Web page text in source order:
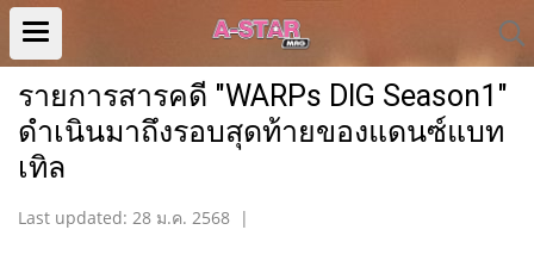
รายการสารคดี "WARPs DIG Season1"
ดำเนินมาถึงรอบสุดท้ายของแดนซ์แบท
เทิล
Last updated: 28 ม.ค. 2568 |